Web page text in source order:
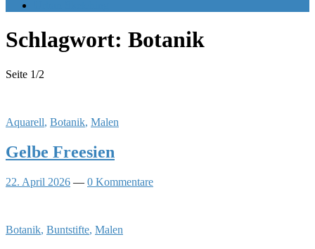
Schlagwort: Botanik
Seite 1/2
Aquarell, Botanik, Malen
Gelbe Freesien
22. April 2026 — 0 Kommentare
Botanik, Buntstifte, Malen